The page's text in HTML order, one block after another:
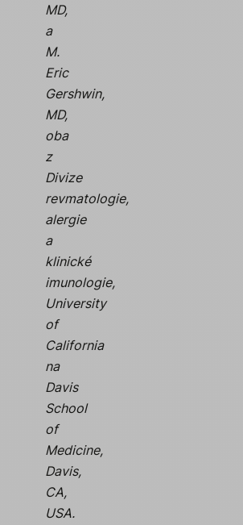
MD,
a
M.
Eric
Gershwin,
MD,
oba
z
Divize
revmatologie,
alergie
a
klinické
imunologie,
University
of
California
na
Davis
School
of
Medicine,
Davis,
CA,
USA.